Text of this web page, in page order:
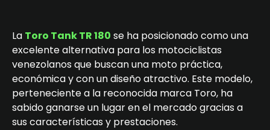
La Toro Tank TR 180 se ha posicionado como una
excelente alternativa para los motociclistas
venezolanos que buscan una moto práctica,
económica y con un diseño atractivo. Este modelo,
perteneciente a la reconocida marca Toro, ha
sabido ganarse un lugar en el mercado gracias a
sus características y prestaciones.